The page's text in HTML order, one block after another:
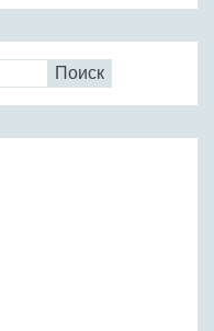
Поиск